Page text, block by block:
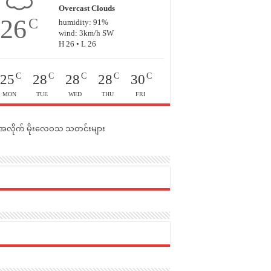
26C
Overcast Clouds
humidity: 91%
wind: 3km/h SW
H 26 • L 26
25 C
MON
28 C
TUE
28 C
WED
28 C
THU
30 C
FRI
လိုက် မိုးလေဝသ သတင်းများ